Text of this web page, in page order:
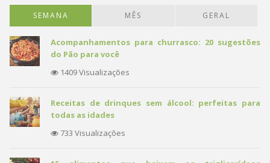
SEMANA MÊS GERAL
Acompanhamentos para churrasco: 20 sugestões
do Pão para você
1409 Visualizações
Receitas de drinques sem álcool: perfeitas para
todas as idades
733 Visualizações